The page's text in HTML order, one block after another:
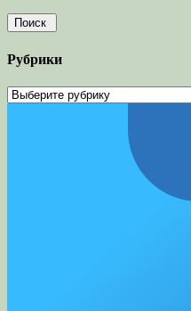
Рубрики
Рубрики